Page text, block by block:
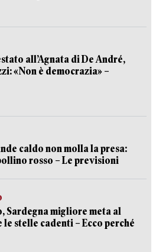
all’Agnata di De André,
«Non è democrazia» –
caldo non molla la presa:
rosso – Le previsioni
Sardegna migliore meta al
stelle cadenti – Ecco perché